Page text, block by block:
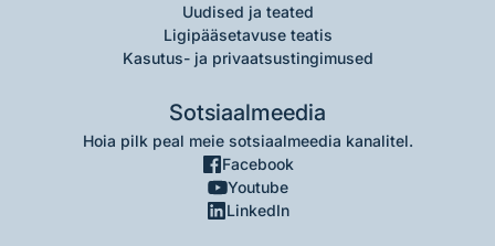
Uudised ja teated
Ligipääsetavuse teatis
Kasutus- ja privaatsustingimused
Sotsiaalmeedia
Hoia pilk peal meie sotsiaalmeedia kanalitel.
Facebook
Youtube
LinkedIn